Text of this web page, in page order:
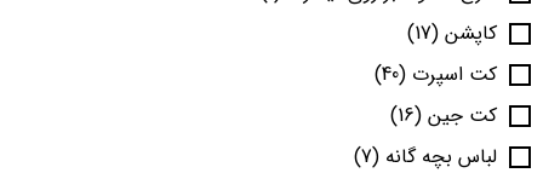
کاپشن (17)
کت اسپرت (40)
کت جین (16)
لباس بچه گانه (7)